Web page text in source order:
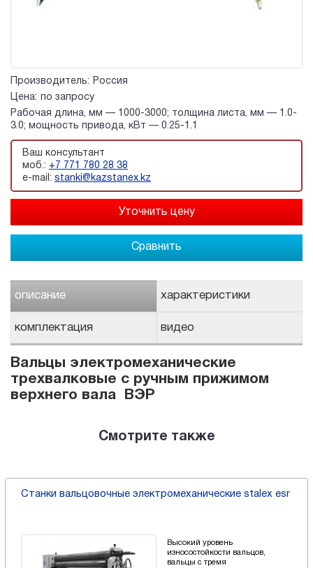
Производитель:
Россия
Цена:
по запросу
Рабочая длина, мм — 1000-3000; толщина листа, мм — 1.0-
3.0; мощность привода, кВт — 0.25-1.1
Ваш консультант
моб.: +7 771 780 28 38
e-mail: stanki@kazstanex.kz
Сравнить
описание характеристики
комплектация видео
Вальцы электромеханические
трехвалковые с ручным прижимом
верхнего вала ВЭР
Смотрите также
Станки вальцовочные электромеханические stalex esr
Высокий уровень
износостойкости вальцов,
вальцы с тремя